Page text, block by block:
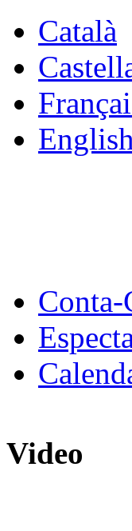
Català
English
Conta-
Video